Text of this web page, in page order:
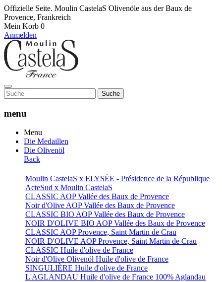
Offizielle Seite. Moulin CastelaS Olivenöle aus der Baux de
Provence, Frankreich
Mein Korb 0
Anmelden
Suche
menu
Menu
Die Medaillen
Die Olivenöl
Back
Moulin CastelaS x ELYSÉE - Présidence de la République
ActeSud x Moulin CastelaS
CLASSIC AOP Vallée des Baux de Provence
Noir d'Olive AOP Vallée des Baux de Provence
CLASSIC BIO AOP Vallée des Baux de Provence
NOIR D'OLIVE BIO AOP Vallée des Baux de Provence
CLASSIC AOP Provence, Saint Martin de Crau
NOIR D'OLIVE AOP Provence, Saint Martin de Crau
CLASSIC Huile d'olive de France
Noir d'Olive Olivenöl Huile d'olive de France
SINGULIÈRE Huile d'olive de France
L'AGLANDAU Huile d'olive de France 100% Aglandau